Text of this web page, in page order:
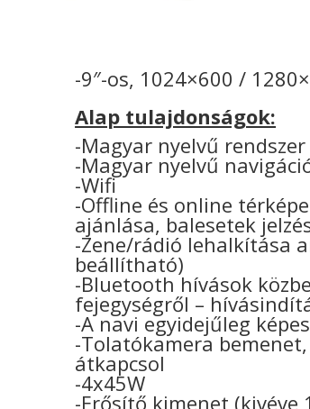
-9″-os, 1024×600 /
Alap tulajdonságok:
-Magyar nyelvű rendszer
-Magyar nyelvű
-Wifi
-Offline és online
ajánlása, balesetek
-Zene/rádió lehalkítása
beállítható)
-Bluetooth hívások
fejegységről –
-A navi egyidejűleg
-Tolatókamera
átkapcsol
-4x45W
-Erősítő kimenet (kivéve